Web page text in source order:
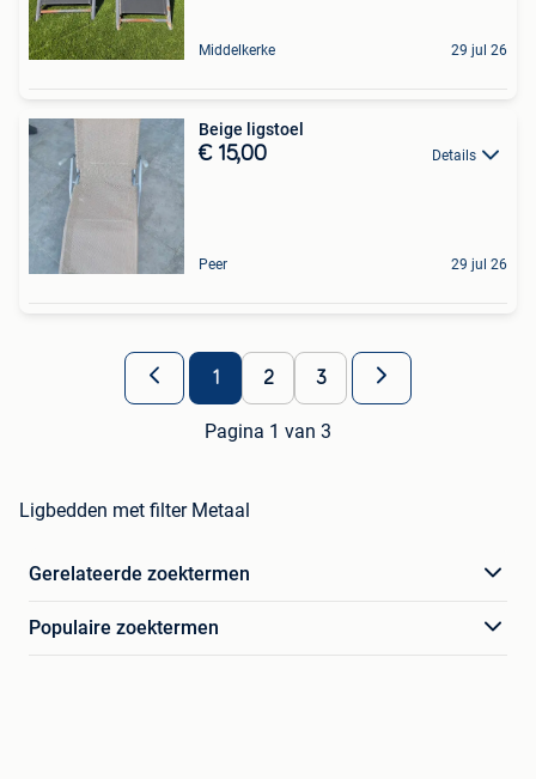
Middelkerke 29 jul 26
Beige ligstoel
€ 15,00 Details
Peer 29 jul 26
1 2 3
Pagina 1 van 3
Ligbedden met filter Metaal
Gerelateerde zoektermen
Populaire zoektermen